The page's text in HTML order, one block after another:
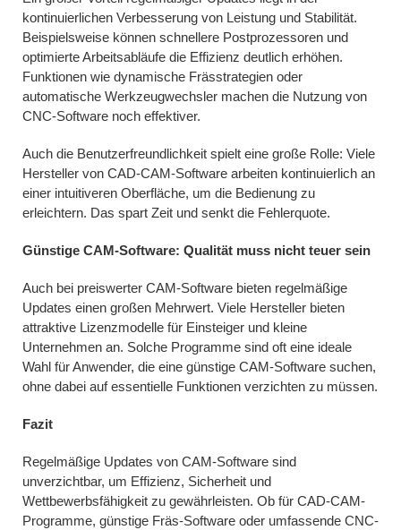
kontinuierlichen Verbesserung von Leistung und Stabilität.
Beispielsweise können schnellere Postprozessoren und
optimierte Arbeitsabläufe die Effizienz deutlich erhöhen.
Funktionen wie dynamische Frässtrategien oder
automatische Werkzeugwechsler machen die Nutzung von
CNC-Software noch effektiver.
Auch die Benutzerfreundlichkeit spielt eine große Rolle: Viele
Hersteller von CAD-CAM-Software arbeiten kontinuierlich an
einer intuitiveren Oberfläche, um die Bedienung zu
erleichtern. Das spart Zeit und senkt die Fehlerquote.
Günstige CAM-Software: Qualität muss nicht teuer sein
Auch bei preiswerter CAM-Software bieten regelmäßige
Updates einen großen Mehrwert. Viele Hersteller bieten
attraktive Lizenzmodelle für Einsteiger und kleine
Unternehmen an. Solche Programme sind oft eine ideale
Wahl für Anwender, die eine günstige CAM-Software suchen,
ohne dabei auf essentielle Funktionen verzichten zu müssen.
Fazit
Regelmäßige Updates von CAM-Software sind
unverzichtbar, um Effizienz, Sicherheit und
Wettbewerbsfähigkeit zu gewährleisten. Ob für CAD-CAM-
Programme, günstige Fräs-Software oder umfassende CNC-